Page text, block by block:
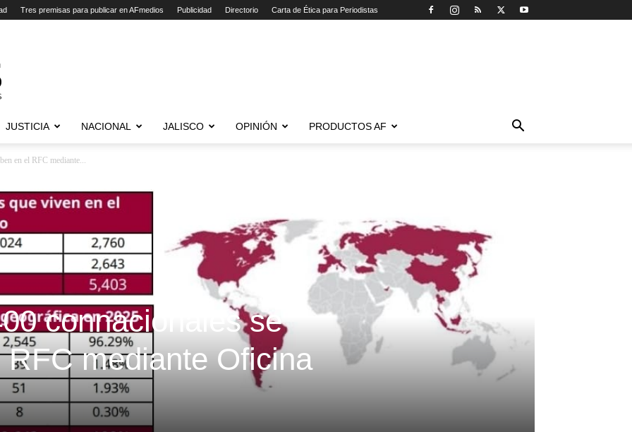
Tres premisas para publicar en AFmedios Publicidad Directorio Carta de Ética para Periodistas
JUSTICIA NACIONAL JALISCO OPINIÓN PRODUCTOS AF
en el RFC mediante...
connacionales se
mediante Oficina